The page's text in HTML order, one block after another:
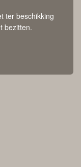
ter beschikking
bezitten.